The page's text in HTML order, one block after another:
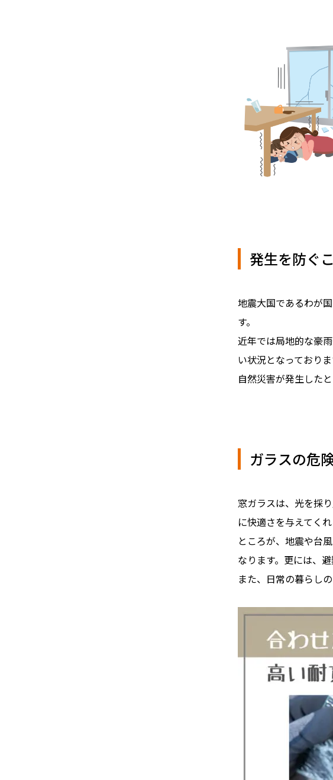
発生を防ぐ
地震大国であるわが
す。
近年では局地的な豪
い状況となっておりま
自然災害が発生した
ガラスの危
窓ガラスは、光を採
に快適さを与えてくれ
ところが、地震や台
なります。更には、
また、日常の暮らし